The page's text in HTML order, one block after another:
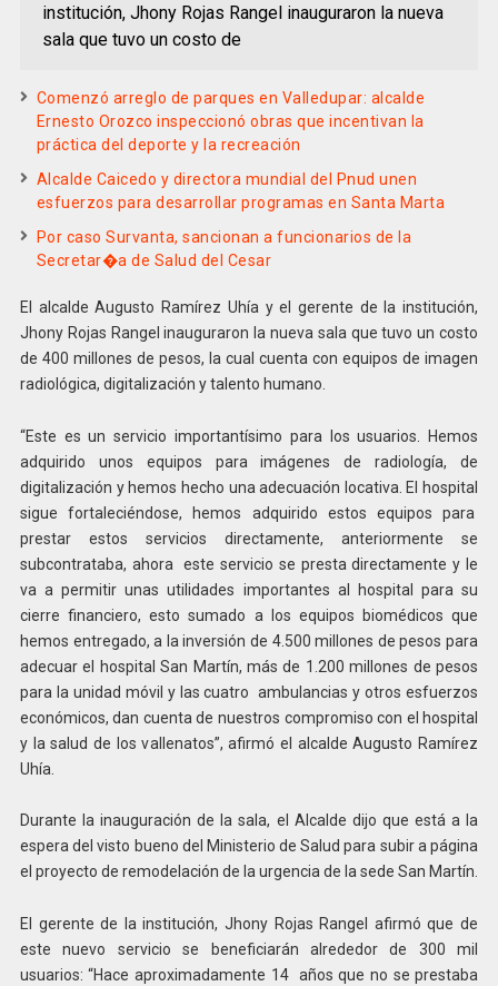
institución, Jhony Rojas Rangel inauguraron la nueva
sala que tuvo un costo de
Comenzó arreglo de parques en Valledupar: alcalde
Ernesto Orozco inspeccionó obras que incentivan la
práctica del deporte y la recreación
Alcalde Caicedo y directora mundial del Pnud unen
esfuerzos para desarrollar programas en Santa Marta
Por caso Survanta, sancionan a funcionarios de la
Secretar�a de Salud del Cesar
El alcalde Augusto Ramírez Uhía y el gerente de la institución,
Jhony Rojas Rangel inauguraron la nueva sala que tuvo un costo
de 400 millones de pesos, la cual cuenta con equipos de imagen
radiológica, digitalización y talento humano.
“Este es un servicio importantísimo para los usuarios. Hemos
adquirido unos equipos para imágenes de radiología, de
digitalización y hemos hecho una adecuación locativa. El hospital
sigue fortaleciéndose, hemos adquirido estos equipos para
prestar estos servicios directamente, anteriormente se
subcontrataba, ahora este servicio se presta directamente y le
va a permitir unas utilidades importantes al hospital para su
cierre financiero, esto sumado a los equipos biomédicos que
hemos entregado, a la inversión de 4.500 millones de pesos para
adecuar el hospital San Martín, más de 1.200 millones de pesos
para la unidad móvil y las cuatro ambulancias y otros esfuerzos
económicos, dan cuenta de nuestros compromiso con el hospital
y la salud de los vallenatos”, afirmó el alcalde Augusto Ramírez
Uhía.
Durante la inauguración de la sala, el Alcalde dijo que está a la
espera del visto bueno del Ministerio de Salud para subir a página
el proyecto de remodelación de la urgencia de la sede San Martín.
El gerente de la institución, Jhony Rojas Rangel afirmó que de
este nuevo servicio se beneficiarán alrededor de 300 mil
usuarios: “Hace aproximadamente 14 años que no se prestaba